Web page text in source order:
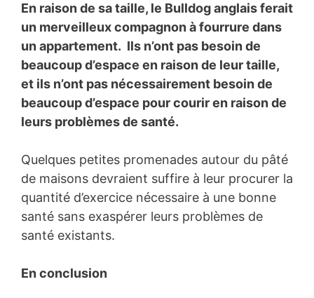
En raison de sa taille, le Bulldog anglais ferait
un merveilleux compagnon à fourrure dans
un appartement. Ils n’ont pas besoin de
beaucoup d’espace en raison de leur taille,
et ils n’ont pas nécessairement besoin de
beaucoup d’espace pour courir en raison de
leurs problèmes de santé.
Quelques petites promenades autour du pâté
de maisons devraient suffire à leur procurer la
quantité d’exercice nécessaire à une bonne
santé sans exaspérer leurs problèmes de
santé existants.
En conclusion